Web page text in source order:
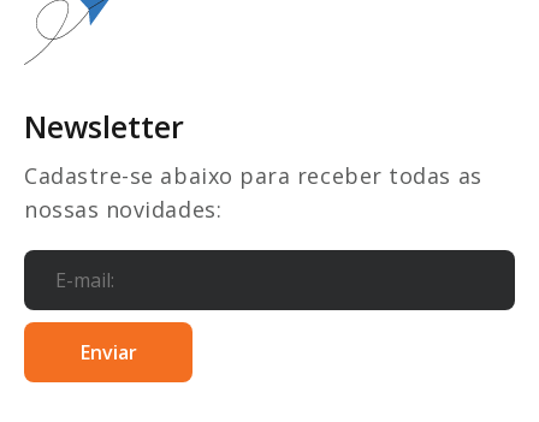
Newsletter
Cadastre-se abaixo para receber todas as
nossas novidades: